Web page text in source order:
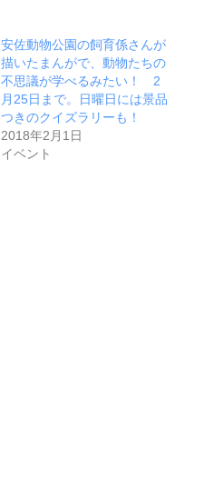
安佐動物公園の飼育係さんが
描いたまんがで、動物たちの
不思議が学べるみたい！ 2
月25日まで。日曜日には景品
つきのクイズラリーも！
2018年2月1日
イベント